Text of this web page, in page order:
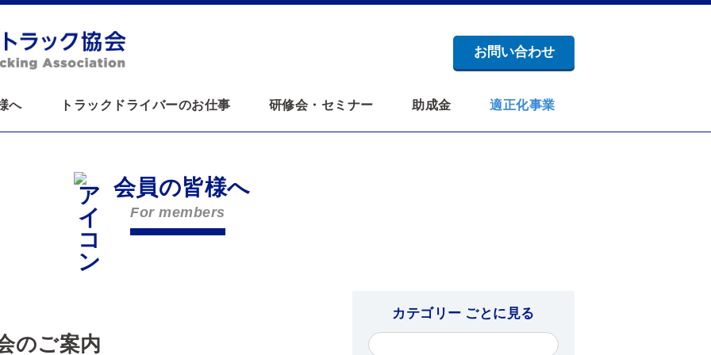
お問い合わせ
へ トラックドライバーのお仕事 研修会・セミナー 助成金 適正化事業
会員の皆様へ
For members
のご案内
カテゴリー ごとに見る